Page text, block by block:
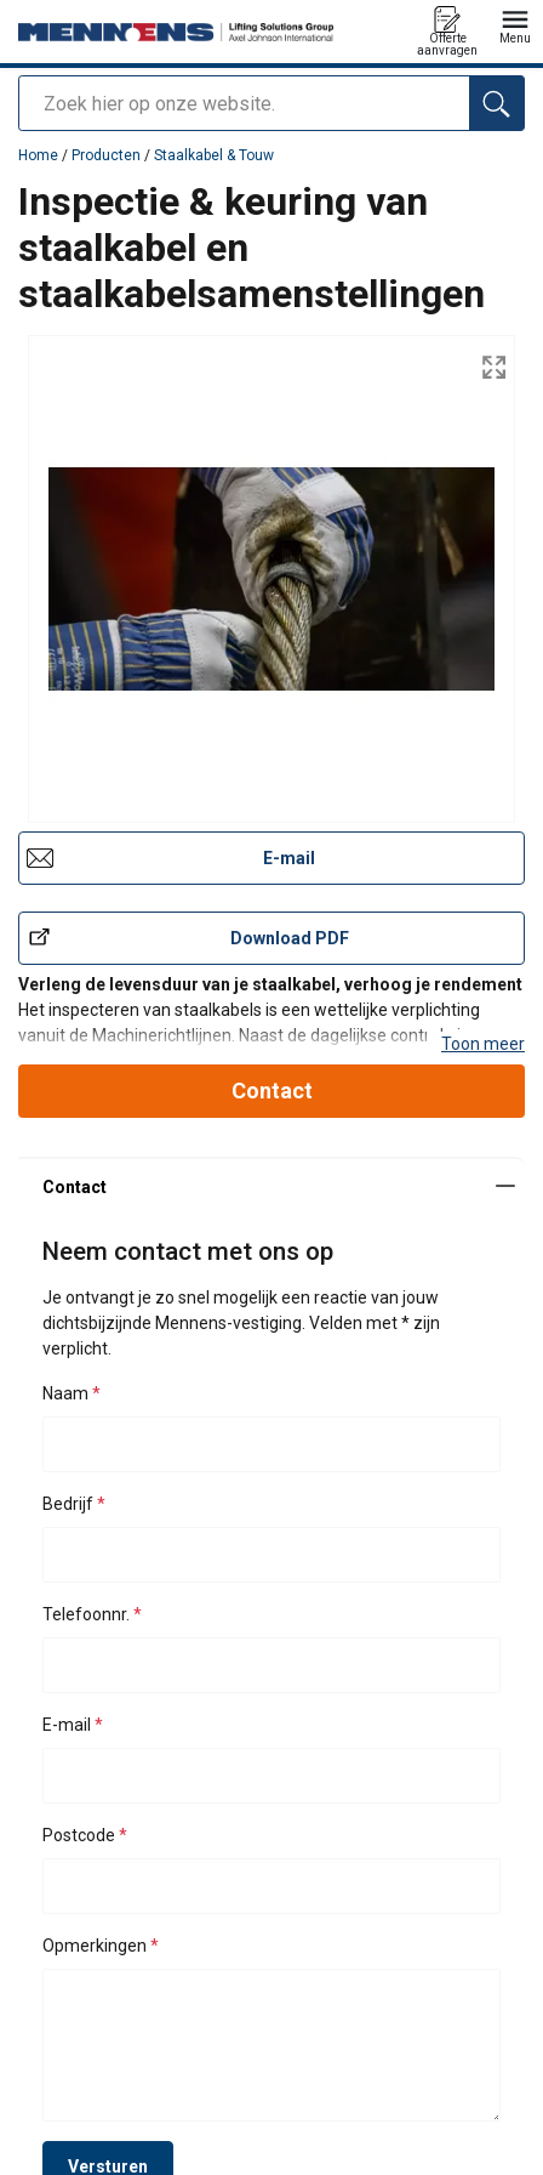
Zoeken
Offerte
aanvragen
Menu
toegevoegd aan uw offerte
Home / Producten / Staalkabel & Touw
Inspectie & keuring van
staalkabel en
staalkabelsamenstellingen
E-mail
Download PDF
Verleng de levensduur van je staalkabel, verhoog je rendement
Het inspecteren van staalkabels is een wettelijke verplichting
vanuit de Machinerichtlijnen. Naast de dagelijkse controle is een
inspectie minimaal jaarlijks verplicht. Mennens neemt je deze zorg
graag uit handen. Onze inspecteurs zijn
Toon meer
Contact
Neem contact met ons op
Je ontvangt je zo snel mogelijk een reactie van jouw
dichtsbijzijnde Mennens-vestiging. Velden met * zijn
verplicht.
Naam
Bedrijf
Telefoonnr.
E-mail
Postcode
Opmerkingen
Versturen